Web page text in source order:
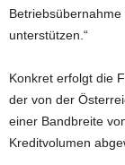
unterstützen.“
Konkret erfolgt die
der von der
einer Bandbreite
Kreditvolumen